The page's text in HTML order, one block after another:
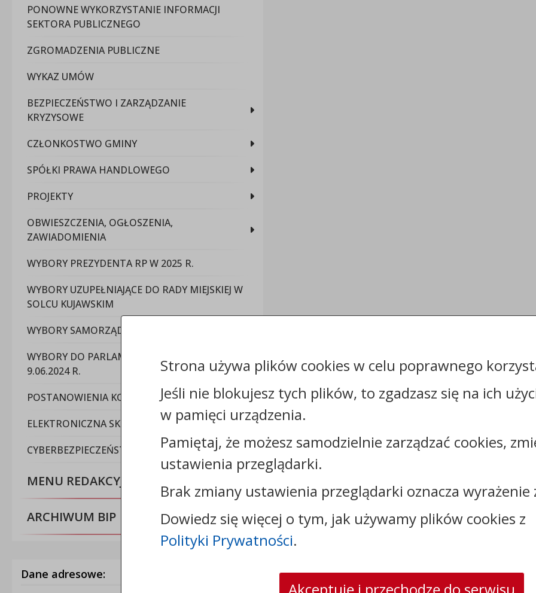
PONOWNE WYKORZYSTANIE INFORMACJI
SEKTORA PUBLICZNEGO
ZGROMADZENIA PUBLICZNE
WYKAZ UMÓW
BEZPIECZEŃSTWO I ZARZĄDZANIE
KRYZYSOWE
CZŁONKOSTWO GMINY
SPÓŁKI PRAWA HANDLOWEGO
PROJEKTY
OBWIESZCZENIA, OGŁOSZENIA,
ZAWIADOMIENIA
WYBORY PREZYDENTA RP W 2025 R.
WYBORY UZUPEŁNIAJĄCE DO RADY MIEJSKIEJ W
SOLCU KUJAWSKIM
WYBORY SAMORZĄDOWE W 2024 ROKU
WYBORY DO PARLAMENTU EUROPEJSKIEGO -
9.06.2024 R.
POSTANOWIENIA KOMISARZA WYBORCZEGO
ELEKTRONICZNA SKRZYNKA PODAWCZA
CYBERBEZPIECZEŃSTWO
MENU REDAKCYJNE
ARCHIWUM BIP
Dane adresowe: Kontakt:
Strona używa plików cookies w celu poprawnego
Jeśli nie blokujesz tych plików, to zgadzasz się na ich
w pamięci urządzenia.
Pamiętaj, że możesz samodzielnie zarządzać cookies,
ustawienia przeglądarki.
Brak zmiany ustawienia przeglądarki oznacza wyrażenie
Dowiedz się więcej o tym, jak używamy plików cookies z
Polityki Prywatności.